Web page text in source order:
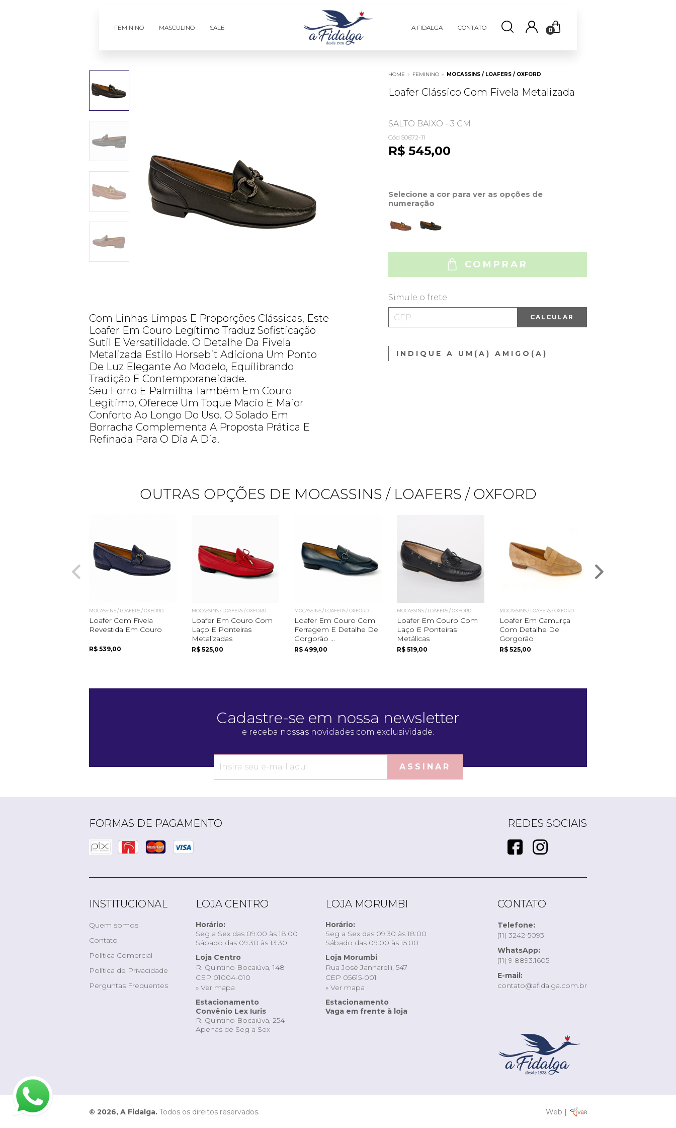
0
FEMININO MASCULINO SALE A FIDALGA CONTATO
Quero me cadastrar
Com Linhas Limpas E Proporções Clássicas, Este
Loafer Em Couro Legítimo Traduz Sofisticação
Sutil E Versatilidade. O Detalhe Da Fivela
Metalizada Estilo Horsebit Adiciona Um Ponto
De Luz Elegante Ao Modelo, Equilibrando
Tradição E Contemporaneidade.
Seu Forro E Palmilha Também Em Couro
Legítimo, Oferece Um Toque Macio E Maior
Conforto Ao Longo Do Uso. O Solado Em
Borracha Complementa A Proposta Prática E
Refinada Para O Dia A Dia.
HOME » FEMININO » MOCASSINS / LOAFERS / OXFORD
Loafer Clássico Com Fivela Metalizada
SALTO BAIXO - 3 CM
Cód 50672-11
R$ 545,00
Selecione a cor para ver as opções de
numeração
COMPRAR
Simule o frete
CALCULAR
INDIQUE A UM(A) AMIGO(A)
OUTRAS OPÇÕES DE MOCASSINS / LOAFERS / OXFORD
MOCASSINS / LOAFERS / OXFORD
Loafer Com Fivela
Revestida Em Couro
R$ 539,00
MOCASSINS / LOAFERS / OXFORD
Loafer Em Couro Com
Laço E Ponteiras
Metalizadas
R$ 525,00
MOCASSINS / LOAFERS / OXFORD
Loafer Em Couro Com
Ferragem E Detalhe De
Gorgorão ...
R$ 499,00
MOCASSINS / LOAFERS / OXFORD
Loafer Em Couro Com
Laço E Ponteiras
Metálicas
R$ 519,00
MOCASSINS / LOAFERS / OXFORD
Loafer Em Camurça
Com Detalhe De
Gorgorão
R$ 525,00
Cadastre-se em nossa newsletter
e receba nossas novidades com exclusividade.
ASSINAR
FORMAS DE PAGAMENTO REDES SOCIAIS
INSTITUCIONAL
Quem somos
Contato
Política Comercial
Política de Privacidade
Perguntas Frequentes
LOJA CENTRO
Horário:
Seg a Sex das 09:00 às 18:00
Sábado das 09:30 às 13:30
Loja Centro
R. Quintino Bocaiúva, 148
CEP 01004-010
» Ver mapa
Estacionamento
Convênio Lex Iuris
R. Quintino Bocaiúva, 254
Apenas de Seg a Sex
LOJA MORUMBI
Horário:
Seg a Sex das 09:30 às 18:00
Sábado das 09:00 às 15:00
Loja Morumbi
Rua José Jannarelli, 547
CEP 05615-001
» Ver mapa
Estacionamento
Vaga em frente à loja
CONTATO
Telefone:
(11) 3242-5093
WhatsApp:
(11) 9 8893.1605
E-mail:
contato@afidalga.com.br
© 2026, A Fidalga. Todos os direitos reservados. Web |